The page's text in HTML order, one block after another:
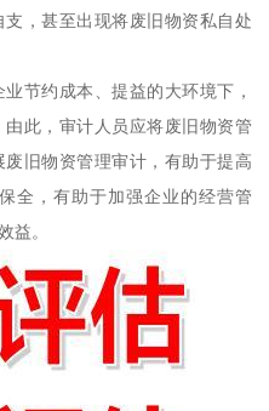
，甚至出现将废旧物资私自处
节约成本、提益的大环境下，
此，审计人员应将废旧物资管
旧物资管理审计，有助于提高
全，有助于加强企业的经营管
益。